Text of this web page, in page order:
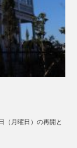
（月曜日）の再開と